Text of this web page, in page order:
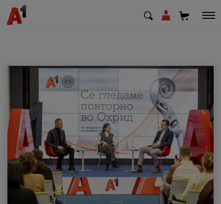
МК SQ
Приватни Деловни
Поддршка
Надополни кредит